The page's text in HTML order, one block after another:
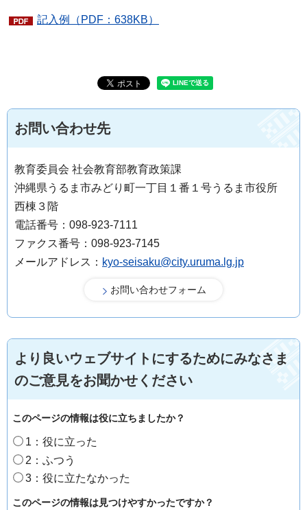
記入例（PDF：638KB）
お問い合わせ先
教育委員会 社会教育部教育政策課
沖縄県うるま市みどり町一丁目１番１号うるま市役所
西棟３階
電話番号：098-923-7111
ファクス番号：098-923-7145
メールアドレス： kyo-seisaku@city.uruma.lg.jp
より良いウェブサイトにするためにみなさま
のご意見をお聞かせください
このページの情報は役に立ちましたか？
1：役に立った
2：ふつう
3：役に立たなかった
このページの情報は見つけやすかったですか？